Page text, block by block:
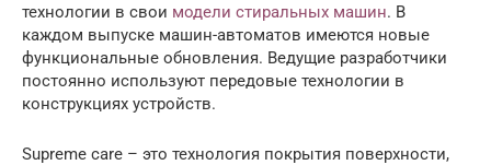
технологии в свои модели стиральных машин. В
каждом выпуске машин-автоматов имеются новые
функциональные обновления. Ведущие разработчики
постоянно используют передовые технологии в
конструкциях устройств.
Supreme care – это технология покрытия поверхности,